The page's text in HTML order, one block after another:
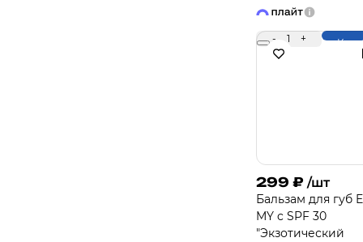
- 1 +
299 ₽ /шт
Бальзам для губ
MY c SPF 30
"Экзотический